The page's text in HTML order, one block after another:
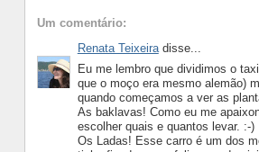
Um comentário:
Renata Teixeiradisse...
Eu me lembro que dividimos o
que o moço era mesmo alemão)
quando começamos a ver as
As baklavas! Como eu me
escolher quais e quantos levar. :-)
Os Ladas! Esse carro é um dos